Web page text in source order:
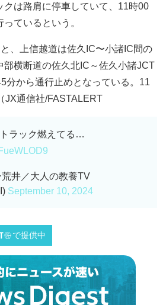
クは路肩に停車していて、11時00
ているという。
、上信越道は佐久IC〜小諸IC間の
部横断道の佐久北IC～佐久小諸JCT
分から通行止めとなっている。11
JX通信社/FASTALERT
トラック燃えてる…
井／大人の教養TV
September 10, 2024
で提供中